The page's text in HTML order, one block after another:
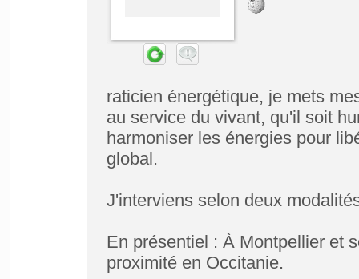
raticien énergétique, je mets
au service du vivant, qu'il soit
harmoniser les énergies pour
global.
J'interviens selon deux
En présentiel : À Montpellier et
proximité en Occitanie.